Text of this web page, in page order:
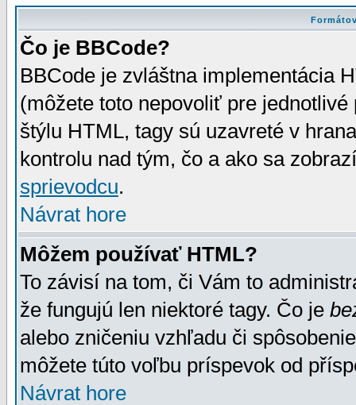
Čo je BBCode?
BBCode je zvláštna implementácia
(môžete toto nepovoliť pre
štýlu HTML, tagy sú uzavreté v
kontrolu nad tým, čo a ako sa
sprievodcu.
Návrat hore
Môžem používať HTML?
To závisí na tom, či Vám to
že fungujú len niektoré tagy. Čo je
alebo zničeniu vzhľadu či
môžete túto voľbu príspevok od
Návrat hore